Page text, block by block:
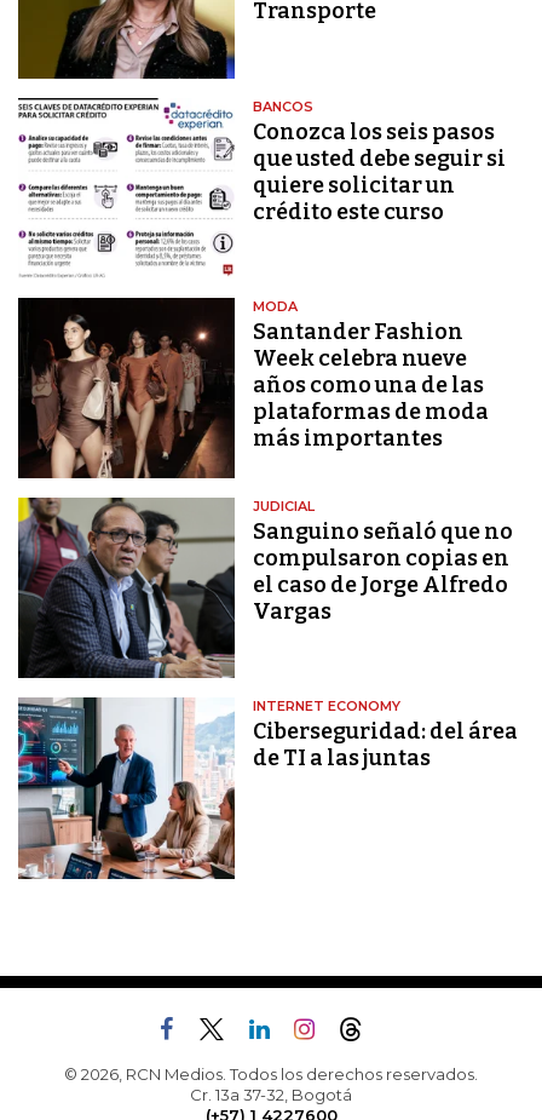
Transporte
BANCOS
Conozca los seis pasos
que usted debe seguir si
quiere solicitar un
crédito este curso
MODA
Santander Fashion
Week celebra nueve
años como una de las
plataformas de moda
más importantes
JUDICIAL
Sanguino señaló que no
compulsaron copias en
el caso de Jorge Alfredo
Vargas
INTERNET ECONOMY
Ciberseguridad: del área
de TI a las juntas
© 2026, RCN Medios. Todos los derechos reservados.
Cr. 13a 37-32, Bogotá
(+57) 1 4227600